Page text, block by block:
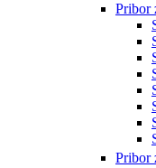
Pribor
Pribor